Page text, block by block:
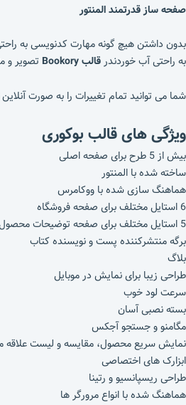
صفحه ساز قدرتمند المنتور
بدون داشتن هیچ گونه مهارت کدنویسی به
به راحتی آب خوردندرقالب Bookory تصویر و
شما می توانید تمام تغییرات را به صورت
ویژگی های قالب بوکوری
بیش از 5 طرح برای صفحه اصلی
ساخته شده با المنتور
هماهنگ سازی شده با ووکامرس
6 استایل مختلف برای صفحه فروشگاه
5 استایل مختلف برای صفحه توضیحات محصول
برگه منتشرکننده پست و نویسنده کتاب
بلاگ
طراحی زیبا برای نمایش در موبایل
سرعت لود خوب
بسته نصبی آسان
مگامنو و جستجو آجکس
نمایش سریع محصول، مقایسه و لیست علاقه
ابزارک های اختصاصی
طراحی ریسپانسیو و رتینا
هماهنگ شده با انواع مرورگر ها